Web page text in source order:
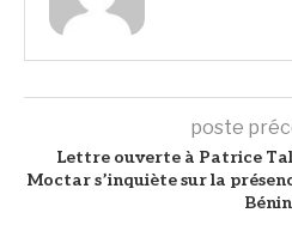
poste
Lettre ouverte à Patrice
Moctar s’inquiète sur la
Bénin